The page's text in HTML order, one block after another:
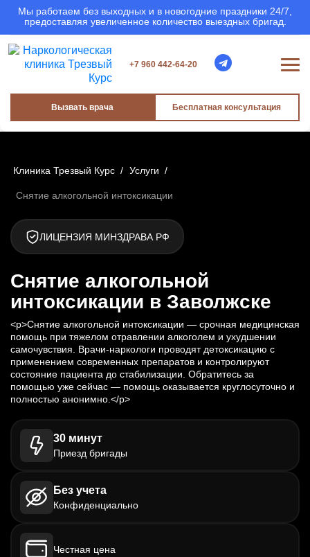
Мы работаем без выходных и в новогодние праздники 24/7,
предоставляя увеличенное количество выездных бригад.
+7 960 442-64-20
Вызвать врача Бесплатная консультация
Клиника Трезвый Курс / Услуги /
Снятие алкогольной интоксикации
ЛИЦЕНЗИЯ МИНЗДРАВА РФ
Снятие алкогольной
интоксикации в Заволжске
<p>Снятие алкогольной интоксикации — срочная медицинская
помощь при тяжелом отравлении алкоголем и ухудшении
самочувствия. Врачи-наркологи проводят детоксикацию с
применением современных препаратов и контролируют
состояние пациента до стабилизации. Обратитесь за
помощью уже сейчас — помощь оказывается круглосуточно и
полностью анонимно.</p>
30 минут
Приезд бригады
Без учета
Конфиденциально
Честная цена